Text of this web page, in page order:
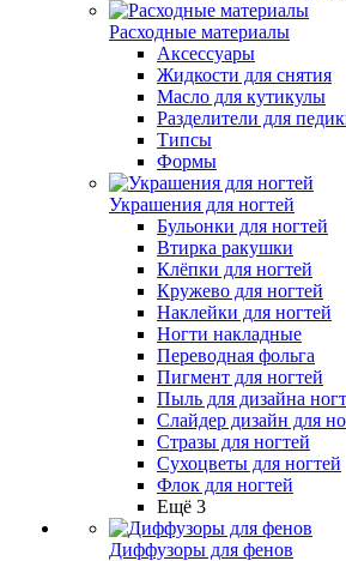
Расходные материалы
Аксессуары
Жидкости для снятия
Масло для кутикулы
Разделители для
Типсы
Формы
Украшения для ногтей
Бульонки для ногтей
Втирка ракушки
Клёпки для ногтей
Кружево для ногтей
Наклейки для ногтей
Ногти накладные
Переводная фольга
Пигмент для ногтей
Пыль для дизайна
Слайдер дизайн для
Стразы для ногтей
Сухоцветы для ногтей
Флок для ногтей
Ещё 3
Диффузоры для фенов